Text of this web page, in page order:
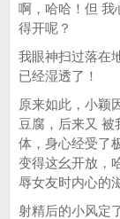
啊，哈哈！但 我
得开呢？
我眼神扫过落在
已经湿透了！
原来如此，小颖
豆腐，后来又 被
体，身心经受了
变得这幺开放，
辱女友时内心的
射精后的小风定